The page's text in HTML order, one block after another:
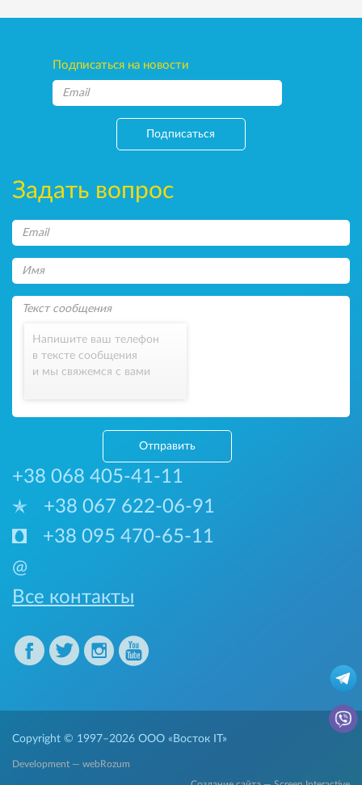
Подписаться на новости
Подписаться
Задать вопрос
Напишите ваш телефон
в тексте сообщения
и мы свяжемся с вами
Отправить
+38 068 405-41-11
+38 067 622-06-91
+38 095 470-65-11
@
Все контакты
Copyright © 1997–2026 ООО «Восток IT»
Development — webRozum